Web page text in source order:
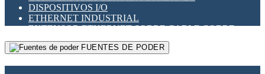
RELÉS DE ESTADO SÓLIDO SSR
RELÉS INDUSTRIALES
RELÉS MINIATURA DE POTENCIA
SENSORES MAGNÉTICOS
DISPOSITIVOS I/O
ETHERNET INDUSTRIAL
EXTENSOR ETHERNET SOBRE CABLE COBRE
GATEWAY LORAWAN
GESTIÓN DE REDESFUENTES DE PODER